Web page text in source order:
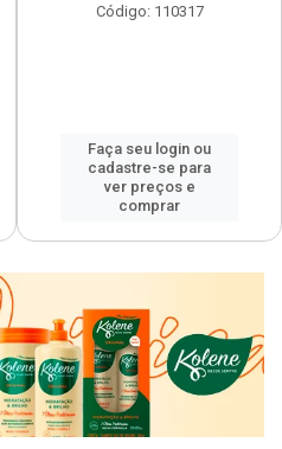
Código: 110317
Faça seu login ou
cadastre-se para
ver preços e
comprar